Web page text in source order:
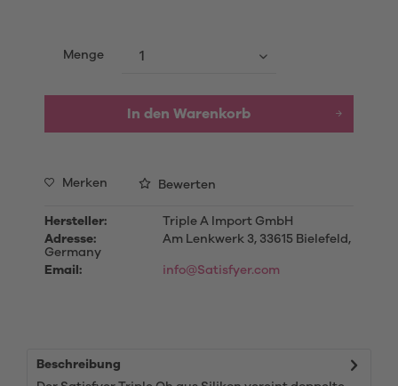
Menge
In den Warenkorb
Merken Bewerten
Hersteller:
Triple A Import GmbH
Adresse:
Am Lenkwerk 3, 33615 Bielefeld,
Germany
Email:
info@Satisfyer.com
Beschreibung